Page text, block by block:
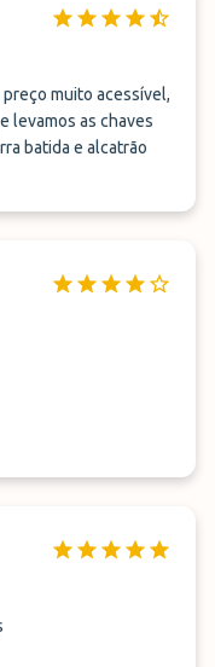
muito acessível,
levamos as chaves
batida e alcatrão